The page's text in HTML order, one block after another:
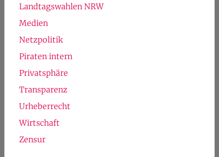
Landtagswahlen NRW
Medien
Netzpolitik
Piraten intern
Privatsphäre
Transparenz
Urheberrecht
Wirtschaft
Zensur